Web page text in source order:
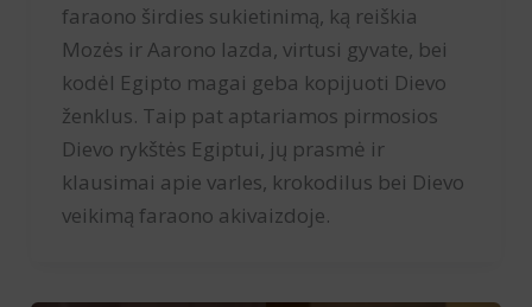
faraono širdies sukietinimą, ką reiškia
Mozės ir Aarono lazda, virtusi gyvate, bei
kodėl Egipto magai geba kopijuoti Dievo
ženklus. Taip pat aptariamos pirmosios
Dievo rykštės Egiptui, jų prasmė ir
klausimai apie varles, krokodilus bei Dievo
veikimą faraono akivaizdoje.